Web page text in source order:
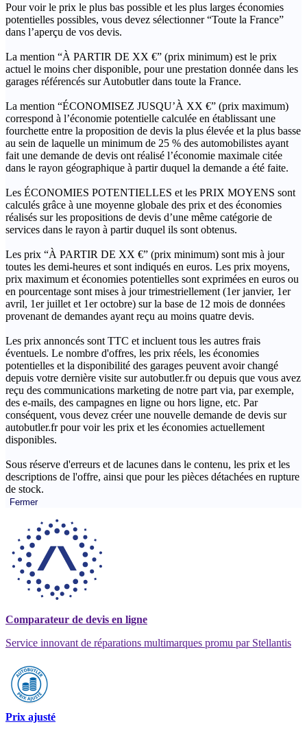
Pour voir le prix le plus bas possible et les plus larges économies
potentielles possibles, vous devez sélectionner “Toute la France”
dans l’aperçu de vos devis.
La mention “À PARTIR DE XX €” (prix minimum) est le prix
actuel le moins cher disponible, pour une prestation donnée dans les
garages référencés sur Autobutler dans toute la France.
La mention “ÉCONOMISEZ JUSQU’À XX €” (prix maximum)
correspond à l’économie potentielle calculée en établissant une
fourchette entre la proposition de devis la plus élevée et la plus basse
au sein de laquelle un minimum de 25 % des automobilistes ayant
fait une demande de devis ont réalisé l’économie maximale citée
dans le rayon géographique à partir duquel la demande a été faite.
Les ÉCONOMIES POTENTIELLES et les PRIX MOYENS sont
calculés grâce à une moyenne globale des prix et des économies
réalisés sur les propositions de devis d’une même catégorie de
services dans le rayon à partir duquel ils sont obtenus.
Les prix “À PARTIR DE XX €” (prix minimum) sont mis à jour
toutes les demi-heures et sont indiqués en euros. Les prix moyens,
prix maximum et économies potentielles sont exprimées en euros ou
en pourcentage sont mises à jour trimestriellement (1er janvier, 1er
avril, 1er juillet et 1er octobre) sur la base de 12 mois de données
provenant de demandes ayant reçu au moins quatre devis.
Les prix annoncés sont TTC et incluent tous les autres frais
éventuels. Le nombre d'offres, les prix réels, les économies
potentielles et la disponibilité des garages peuvent avoir changé
depuis votre dernière visite sur autobutler.fr ou depuis que vous avez
reçu des communications marketing de notre part via, par exemple,
des e-mails, des campagnes en ligne ou hors ligne, etc. Par
conséquent, vous devez créer une nouvelle demande de devis sur
autobutler.fr pour voir les prix et les économies actuellement
disponibles.
Sous réserve d'erreurs et de lacunes dans le contenu, les prix et les
descriptions de l'offre, ainsi que pour les pièces détachées en rupture
de stock.
Fermer
Comparateur de devis en ligne
Service innovant de réparations multimarques promu par Stellantis
Prix ajusté